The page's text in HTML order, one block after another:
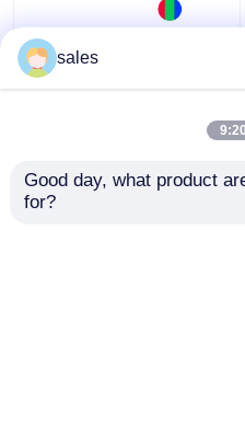
RGB LED Chip Mini
Adreserbare IC
Screen Full Color LED
sales
Good day, what product
for?